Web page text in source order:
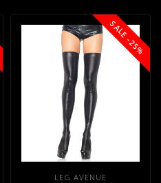
SALE -25%
LEG AVENUE